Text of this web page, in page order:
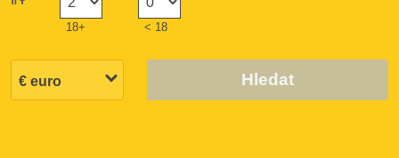
18+ < 18
Hledat